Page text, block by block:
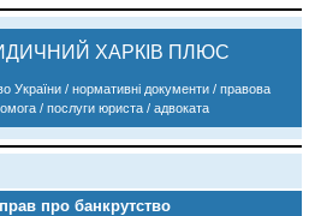
ХАРКІВ ПЛЮС
України / нормативні документи / правова
/ послуги юриста / адвоката
про банкрутство